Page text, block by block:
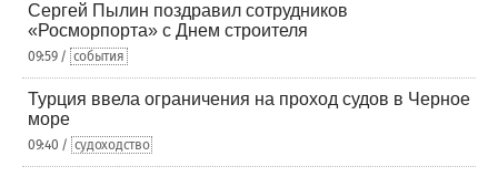
Сергей Пылин поздравил сотрудников
«Росморпорта» с Днем строителя
09:59 / события
Турция ввела ограничения на проход судов в Черное
море
09:40 / судоходство